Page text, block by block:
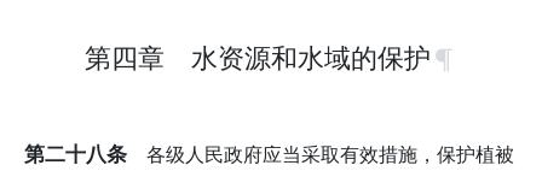
第四章 水资源和水域的保护
第二十八条 各级人民政府应当采取有效措施，保护植被